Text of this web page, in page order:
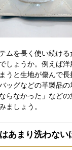
ムを長く使い続け
しょうか。例えば
うと生地が傷んで
ッグなどの革製品
らなかった」など
ましょう。
あまり洗わない